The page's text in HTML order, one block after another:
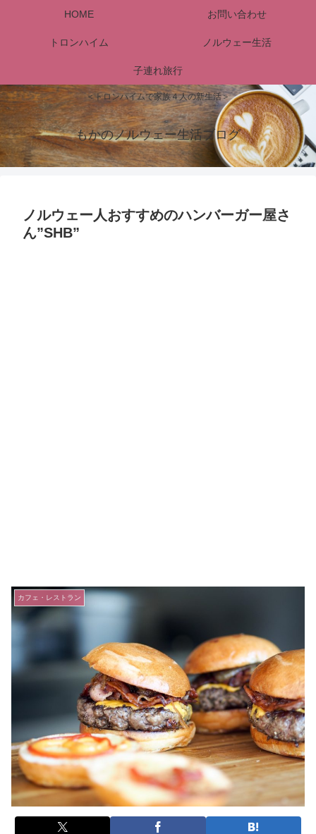
＜トロンハイムで家族４人の新生活＞
もかのノルウェー生活ブログ
HOME お問い合わせ
トロンハイム ノルウェー生活
子連れ旅行
ノルウェー人おすすめのハンバーガー屋さ
ん”SHB”
カフェ・レストラン